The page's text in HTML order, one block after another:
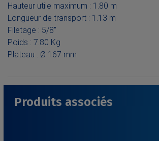
Hauteur utile maximum : 1.80 m
Longueur de transport : 1.13 m
Filetage : 5/8"
Poids : 7.80 Kg
Plateau : Ø 167 mm
Produits associés